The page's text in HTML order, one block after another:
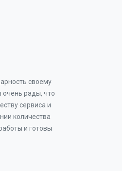
своему
очень рады, что
сервиса и
количества
и готовы